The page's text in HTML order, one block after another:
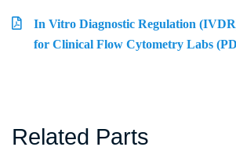
In Vitro Diagnostic Regulation
for Clinical Flow Cytometry Labs
Related Parts